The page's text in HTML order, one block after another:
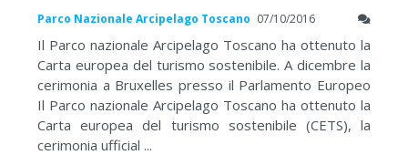
Parco Nazionale Arcipelago Toscano 07/10/2016
Il Parco nazionale Arcipelago Toscano ha ottenuto la
Carta europea del turismo sostenibile. A dicembre la
cerimonia a Bruxelles presso il Parlamento Europeo
Il Parco nazionale Arcipelago Toscano ha ottenuto la
Carta europea del turismo sostenibile (CETS), la
cerimonia ufficial ...